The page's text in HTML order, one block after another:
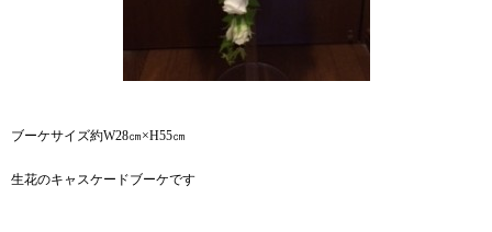
ブーケサイズ約W28㎝×H55㎝
生花のキャスケードブーケです